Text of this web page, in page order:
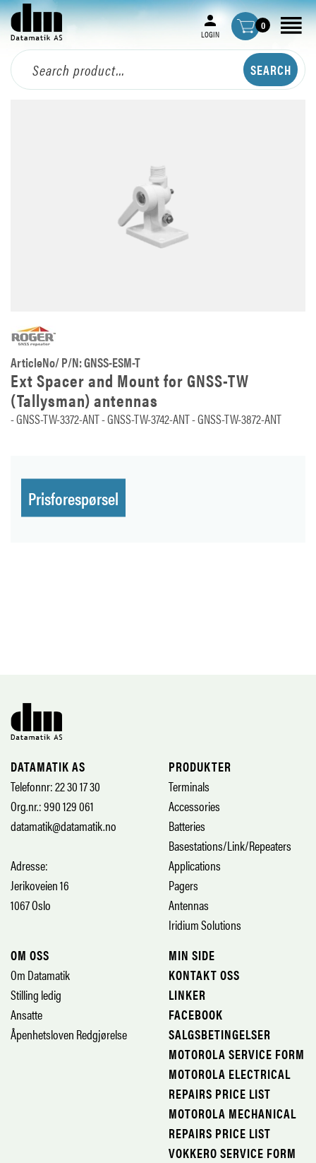
LOGIN
0
ArticleNo/ P/N: GNSS-ESM-T
Ext Spacer and Mount for GNSS-TW
(Tallysman) antennas
- GNSS-TW-3372-ANT - GNSS-TW-3742-ANT - GNSS-TW-3872-ANT
Prisforespørsel
DATAMATIK AS
Telefonnr: 22 30 17 30
Org.nr.: 990 129 061
datamatik@datamatik.no
Adresse:
Jerikoveien 16
1067 Oslo
PRODUKTER
Terminals
Accessories
Batteries
Basestations/Link/Repeaters
Applications
Pagers
Antennas
Iridium Solutions
OM OSS
Om Datamatik
Stilling ledig
Ansatte
Åpenhetsloven Redgjørelse
MIN SIDE
KONTAKT OSS
LINKER
FACEBOOK
SALGSBETINGELSER
MOTOROLA SERVICE FORM
MOTOROLA ELECTRICAL
REPAIRS PRICE LIST
MOTOROLA MECHANICAL
REPAIRS PRICE LIST
VOKKERO SERVICE FORM